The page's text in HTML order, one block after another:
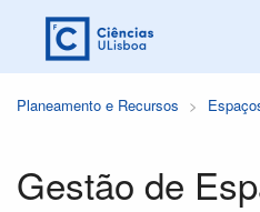
Planeamento e Recursos
Gestão de